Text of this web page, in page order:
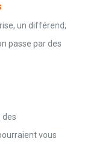
un différend,
passe par des
des
vous